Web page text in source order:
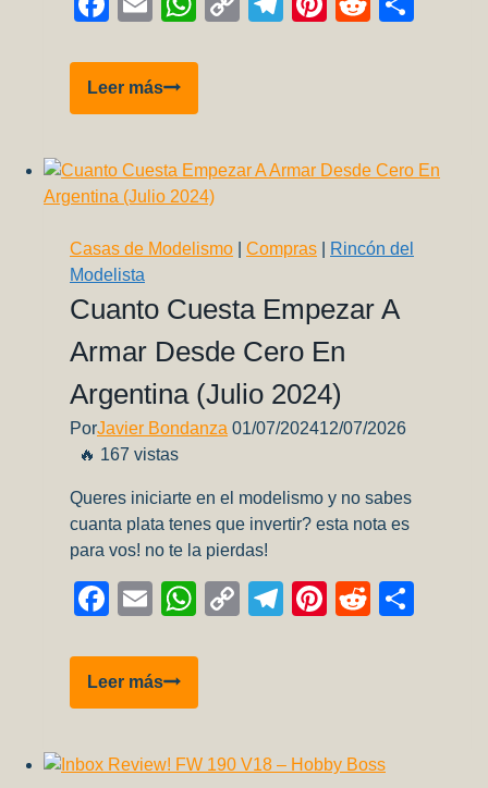
Leer másIA-
35
La
fascinante
de
avión
olvidado
Casas de Modelismo Compras
Rincón del
Modelista
Cuanto Cuesta Empezar A
Armar Desde Cero En
Argentina (Julio 2024)
PorJavier Bondanza 01/07/202412/07/2026
🔥 167 vistas
Queres iniciarte en el modelismo y no sabes
cuanta plata tenes que invertir? esta nota es
para vos! no te la pierdas!
Facebook
EmailWhatsApp
CopyTelegram
Pinterest
Reddit
Leer másCuanto
Cuesta
A